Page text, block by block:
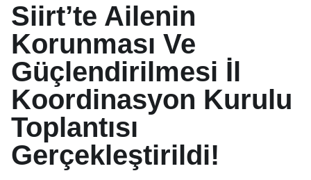
Siirt’te Ailenin
Korunması Ve
Güçlendirilmesi İl
Koordinasyon Kurulu
Toplantısı
Gerçekleştirildi!